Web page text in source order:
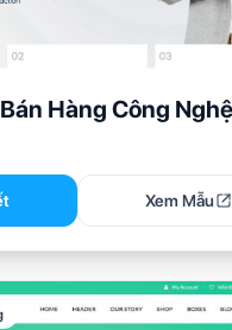
Hàng Công
Xem Mẫu